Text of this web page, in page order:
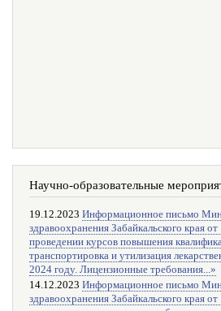
Научно-образовательные
19.12.2023 Информационное письмо
здравоохранения Забайкальского края
проведении курсов повышения
транспортировка и утилизация
2024 году. Лицензионные требования...»
14.12.2023 Информационное письмо
здравоохранения Забайкальского края